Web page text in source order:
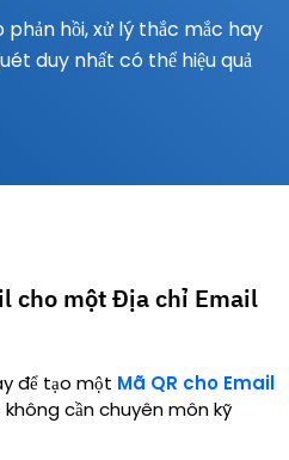
hồi, xử lý thắc mắc hay
duy nhất có thể hiệu quả
cho một Địa chỉ Email
để tạo một Mã QR cho Email
cần chuyên môn kỹ